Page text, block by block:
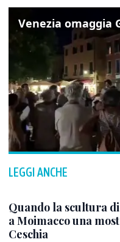
LEGGI ANCHE
Quando la scultura
a Moimacco una
Ceschia